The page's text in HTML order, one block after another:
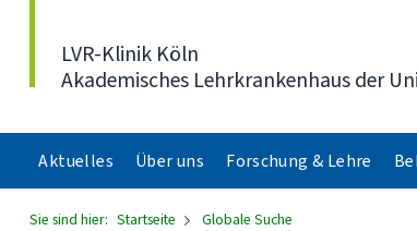
LVR-Klinik Köln
Akademisches Lehrkrankenhaus der
Aktuelles Über uns Forschung & Lehre
Sie sind hier: Startseite Globale Suche